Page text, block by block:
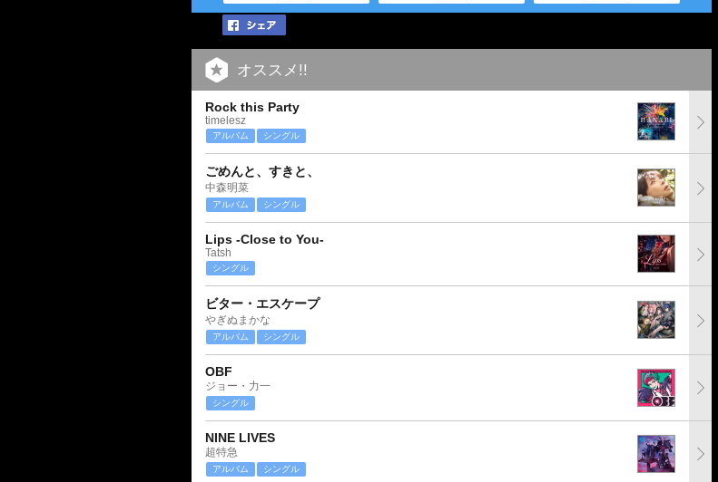
オススメ!!
Rock this Party
timelesz
アルバム シングル
ごめんと、すきと、
中森明菜
アルバム シングル
Lips -Close to You-
Tatsh
シングル
ビター・エスケープ
やぎぬまかな
アルバム シングル
OBF
ジョー・力一
シングル
NINE LIVES
超特急
アルバム シングル